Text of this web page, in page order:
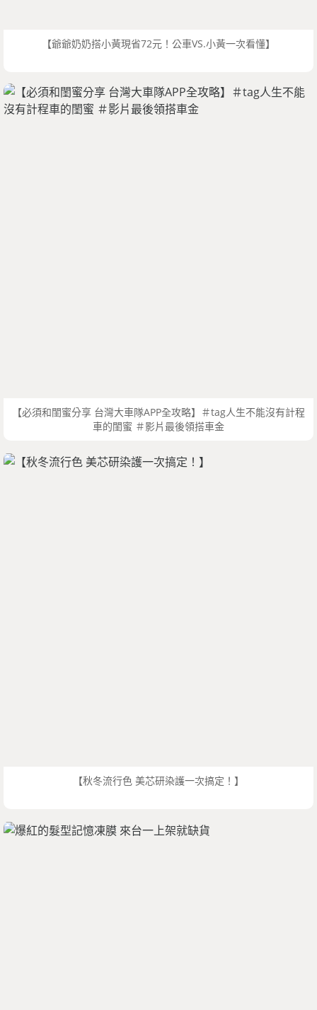
【爺爺奶奶搭小黃現省72元！公車VS.小黃一次看懂】
【必須和閨蜜分享 台灣大車隊APP全攻略】＃tag人生不能沒有計程
車的閨蜜 ＃影片最後領搭車金
【秋冬流行色 美芯研染護一次搞定！】